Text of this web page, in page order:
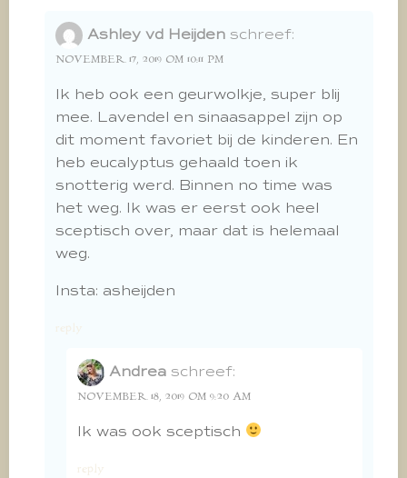
Ashley vd Heijden schreef:
NOVEMBER 17, 2019 OM 10:11 PM
Ik heb ook een geurwolkje, super blij
mee. Lavendel en sinaasappel zijn op
dit moment favoriet bij de kinderen. En
heb eucalyptus gehaald toen ik
snotterig werd. Binnen no time was
het weg. Ik was er eerst ook heel
sceptisch over, maar dat is helemaal
weg.
Insta: asheijden
reply
Andrea schreef:
NOVEMBER 18, 2019 OM 9:20 AM
Ik was ook sceptisch
reply